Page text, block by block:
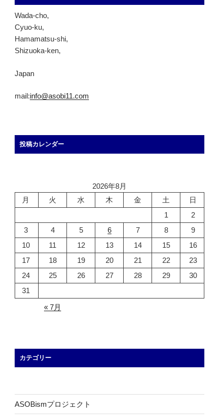
Wada-cho,
Cyuo-ku,
Hamamatsu-shi,
Shizuoka-ken,
Japan
mail:info@asobi11.com
投稿カレンダー
2026年8月
月
火 水 木 金 土
日
1
2
3
4 5 6 7 8
9
10
11 12 13 14 15
16
17
18 19 20 21 22
23
24
25 26 27 28 29
30
31
« 7月
カテゴリー
ASOBismプロジェクト